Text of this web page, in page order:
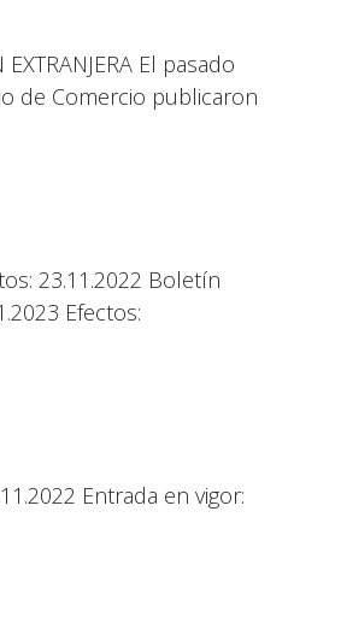
El pasado
de Comercio publicaron
23.11.2022 Boletín
Efectos:
Entrada en vigor: